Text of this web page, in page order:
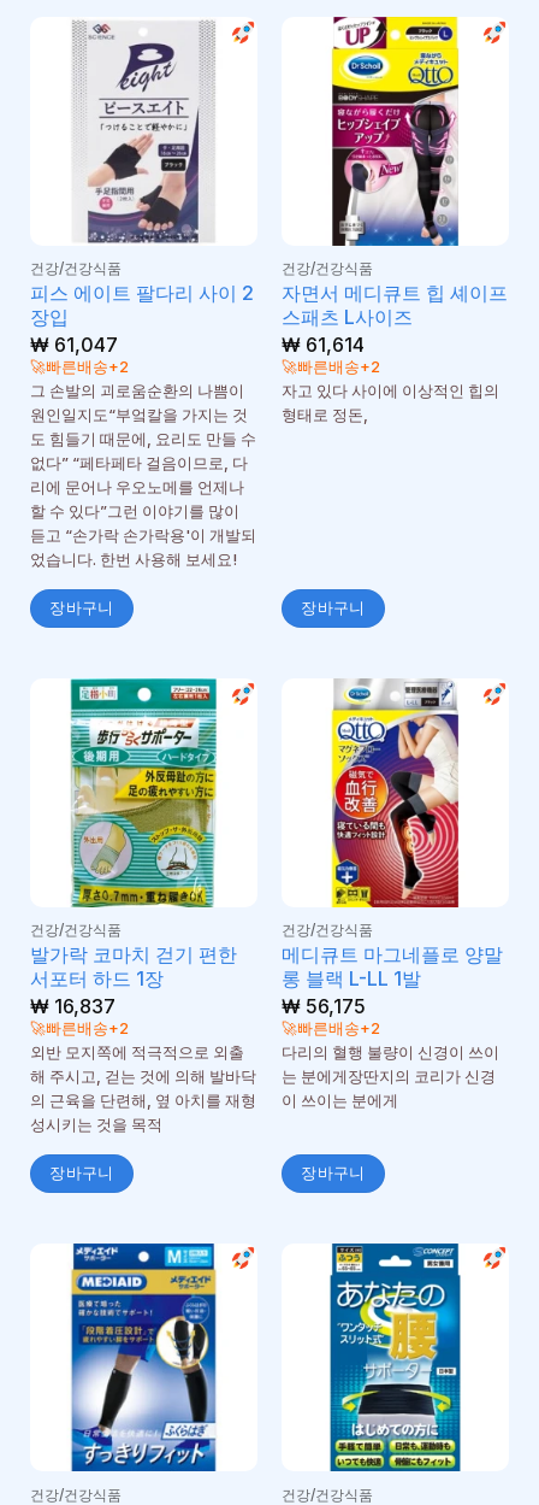
건강/건강식품
피스 에이트 팔다리 사이 2
장입
₩61,047
🚀빠른배송+2
그 손발의 괴로움순환의 나쁨이
원인일지도“부엌칼을 가지는 것
도 힘들기 때문에, 요리도 만들 수
없다” “페타페타 걸음이므로, 다
리에 문어나 우오노메를 언제나
할 수 있다”그런 이야기를 많이
듣고 “손가락 손가락용'이 개발되
었습니다. 한번 사용해 보세요!
장바구니
건강/건강식품
자면서 메디큐트 힙 셰이프
스패츠 L사이즈
₩61,614
🚀빠른배송+2
자고 있다 사이에 이상적인 힙의
형태로 정돈,
장바구니
건강/건강식품
발가락 코마치 걷기 편한
서포터 하드 1장
₩16,837
🚀빠른배송+2
외반 모지쪽에 적극적으로 외출
해 주시고, 걷는 것에 의해 발바닥
의 근육을 단련해, 옆 아치를 재형
성시키는 것을 목적
장바구니
건강/건강식품
메디큐트 마그네플로 양말
롱 블랙 L-LL 1발
₩56,175
🚀빠른배송+2
다리의 혈행 불량이 신경이 쓰이
는 분에게장딴지의 코리가 신경
이 쓰이는 분에게
장바구니
건강/건강식품 건강/건강식품